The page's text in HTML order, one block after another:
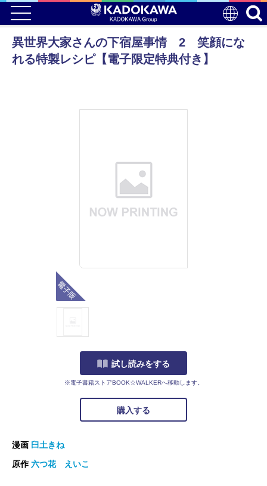
異世界大家さんの下宿屋事情 2 笑顔にな
れる特製レシピ【電子限定特典付き】
試し読みをする
※電子書籍ストアBOOK☆WALKERへ移動します。
購入する
漫画 臼土きね
原作六つ花 えいこ